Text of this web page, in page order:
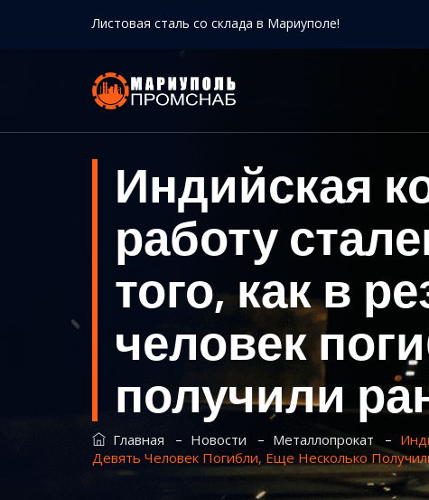
Листовая сталь со склада в Мариуполе!
Индийская
работу
того, как в
человек
получили
Главная – Новости – Металлопрокат –
Девять Человек Погибли, Еще Несколько